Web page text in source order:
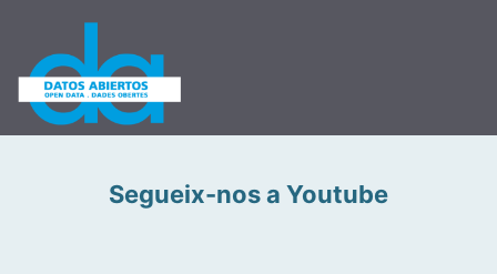
Segueix-nos a Youtube